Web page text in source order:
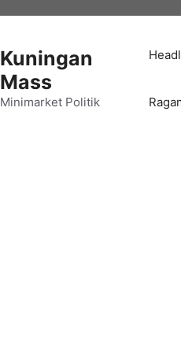
Kuningan
Mass
Minimarket Politik